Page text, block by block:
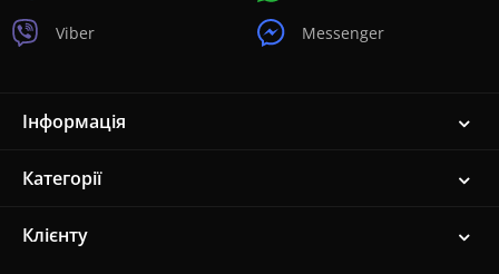
Viber Messenger
Інформація
Категорії
Клієнту